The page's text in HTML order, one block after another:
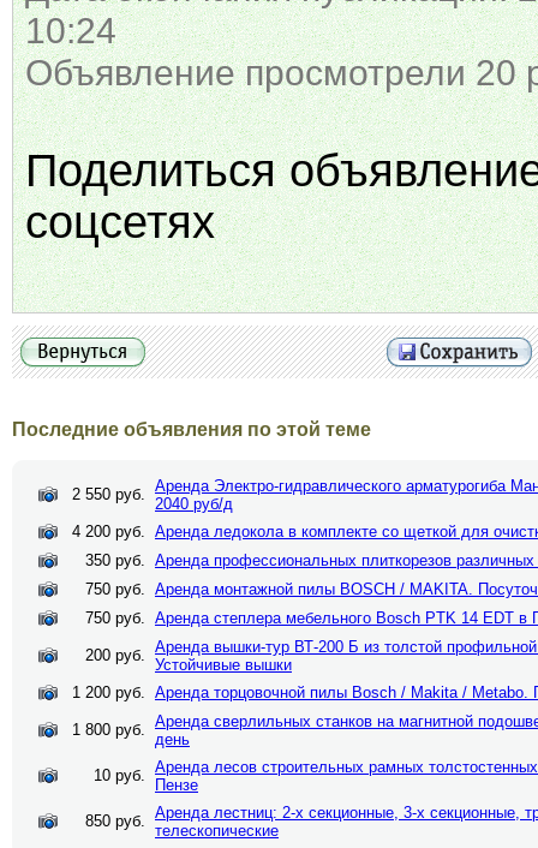
10:24
Объявление просмотрели 20
Поделиться
соцсетях
Последние объявления по этой теме
2 550 руб. Аренда Электро-гидравлического арматурогиба
2040 руб/д
4 200 руб. Аренда ледокола в комплекте со щеткой для
350 руб. Аренда профессиональных плиткорезов
750 руб. Аренда монтажной пилы BOSCH / MAKITA.
750 руб. Аренда степлера мебельного Bosch PTK 14 EDT в
200 руб. Аренда вышки-тур ВТ-200 Б из толстой
Устойчивые вышки
1 200 руб. Аренда торцовочной пилы Bosch / Makita / Metabo.
1 800 руб. Аренда сверлильных станков на магнитной
день
10 руб. Аренда лесов строительных рамных
Пензе
850 руб. Аренда лестниц: 2-х секционные, 3-х секционные,
телескопические